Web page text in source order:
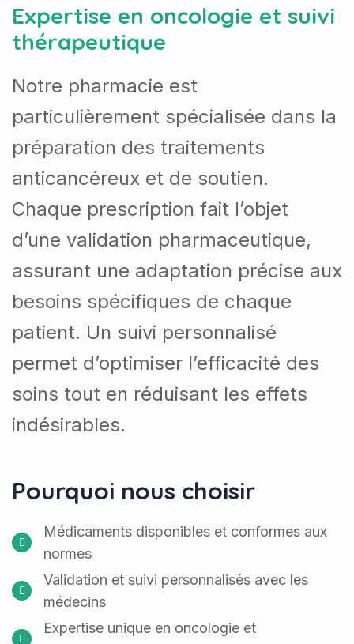
Expertise en oncologie et suivi
thérapeutique
Notre pharmacie est
particulièrement spécialisée dans la
préparation des traitements
anticancéreux et de soutien.
Chaque prescription fait l’objet
d’une validation pharmaceutique,
assurant une adaptation précise aux
besoins spécifiques de chaque
patient. Un suivi personnalisé
permet d’optimiser l’efficacité des
soins tout en réduisant les effets
indésirables.
Pourquoi nous choisir
Médicaments disponibles et conformes aux
normes
Validation et suivi personnalisés avec les
médecins
Expertise unique en oncologie et